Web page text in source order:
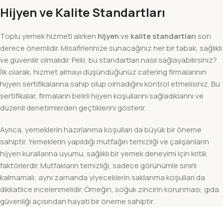
Hijyen ve Kalite Standartları
Toplu yemek hizmeti alırken hijyenve kalite standartları son
derece önemlidir. Misafirlerinize sunacağınız her bir tabak, sağlıklı
ve güvenilir olmalıdır. Peki, bu standartları nasıl sağlayabilirsiniz?
İlk olarak, hizmet almayı düşündüğünüz catering firmalarının
hijyen sertifikalarına sahip olup olmadığını kontrol etmelisiniz. Bu
sertifikalar, firmaların belirli hijyen koşullarını sağladıklarını ve
düzenli denetimlerden geçtiklerini gösterir.
Ayrıca, yemeklerin hazırlanma koşulları da büyük bir öneme
sahiptir. Yemeklerin yapıldığı mutfağın temizliği ve çalışanların
hijyen kurallarına uyumu, sağlıklı bir yemek deneyimi için kritik
faktörlerdir. Mutfakların temizliği, sadece görünümle sınırlı
kalmamalı; aynı zamanda yiyeceklerin saklanma koşulları da
dikkatlice incelenmelidir. Örneğin, soğuk zincirin korunması, gıda
güvenliği açısından hayati bir öneme sahiptir.